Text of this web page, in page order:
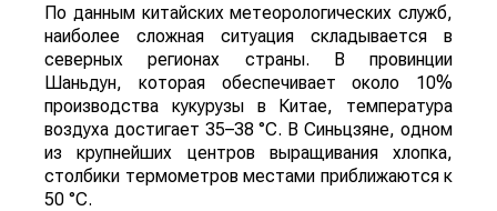
По данным китайских метеорологических служб,
наиболее сложная ситуация складывается в
северных регионах страны. В провинции
Шаньдун, которая обеспечивает около 10%
производства кукурузы в Китае, температура
воздуха достигает 35–38 °C. В Синьцзяне, одном
из крупнейших центров выращивания хлопка,
столбики термометров местами приближаются к
50 °C.